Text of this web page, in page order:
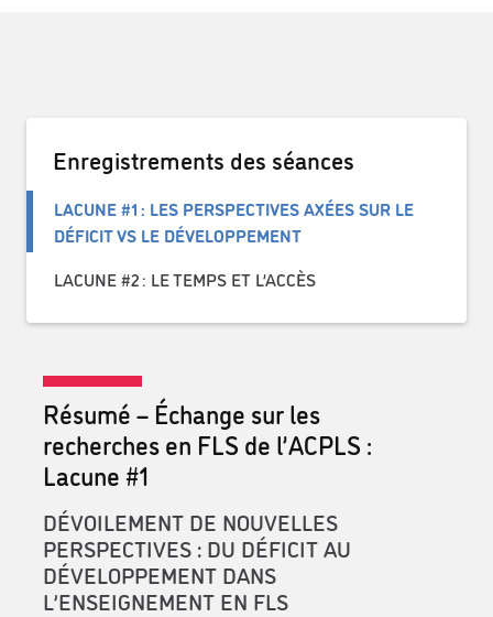
Enregistrements des séances
LACUNE #1 : LES PERSPECTIVES AXÉES SUR LE
DÉFICIT VS LE DÉVELOPPEMENT
LACUNE #2 : LE TEMPS ET L’ACCÈS
Résumé – Échange sur les
recherches en FLS de l’ACPLS :
Lacune #1
DÉVOILEMENT DE NOUVELLES
PERSPECTIVES : DU DÉFICIT AU
DÉVELOPPEMENT DANS
L’ENSEIGNEMENT EN FLS